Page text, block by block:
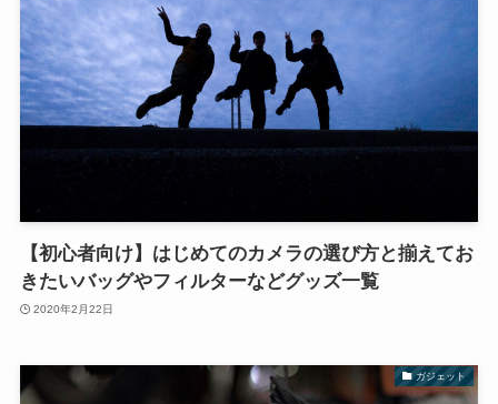
【初心者向け】はじめてのカメラの選び方と揃えてお
きたいバッグやフィルターなどグッズ一覧
2020年2月22日
ガジェット